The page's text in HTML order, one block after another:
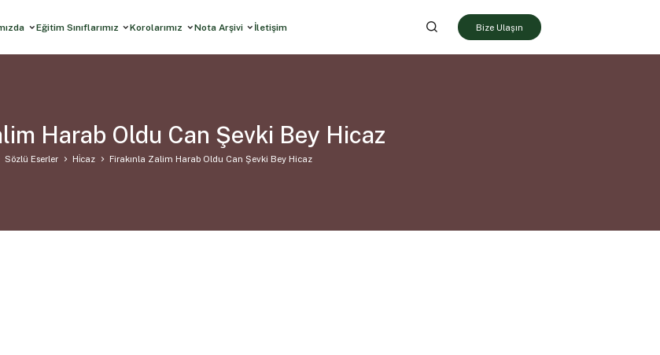
Eğitim Sınıflarımız Korolarımız Nota Arşivi İletişim Bize Ulaşın
Harab Oldu Can Şevki Bey Hicaz
Sözlü Eserler Hi̇caz Firakınla Zalim Harab Oldu Can Şevki Bey Hicaz